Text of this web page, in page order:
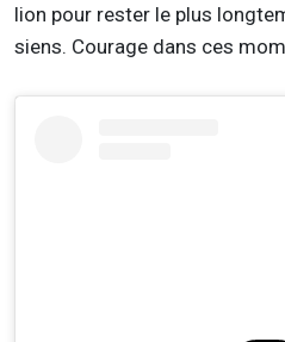
lion pour rester le plus
siens. Courage dans ces